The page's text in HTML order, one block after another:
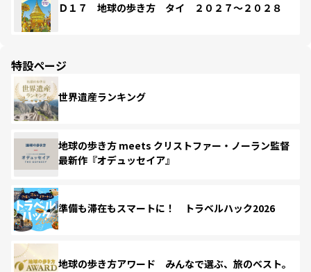
Ｄ１７ 地球の歩き方 タイ ２０２７～２０２８
特設ページ
世界遺産ランキング
地球の歩き方 meets クリストファー・ノーラン監督
最新作『オデュッセイア』
準備も滞在もスマートに！ トラベルハック2026
地球の歩き方アワード みんなで選ぶ、旅のベスト。